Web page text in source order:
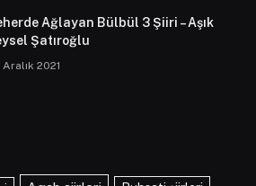
Ağlayan Bülbül 3 Şiiri – Aşık
Şatıroğlu
2021